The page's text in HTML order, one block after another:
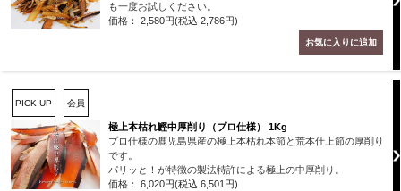
も一度お試しください。
価格： 2,580円(税込 2,786円)
PICK UP 会員
極上本枯れ鰹中厚削り（プロ仕様） 1Kg
プロ仕様の鹿児島県産の極上本枯れ本節と荒本仕上節の厚削り
です。
パリッと！が特徴の製法特許による極上の中厚削り。
価格： 6,020円(税込 6,501円)